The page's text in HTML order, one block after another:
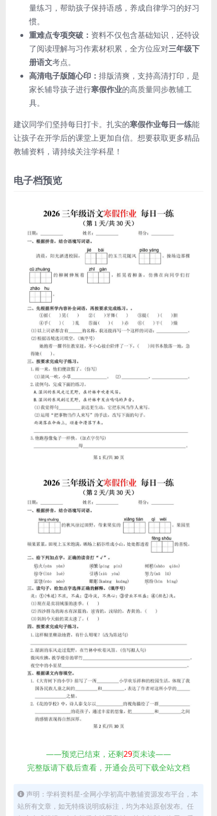
量练习，帮助孩子保持语感，养成自律学习的好习
惯。
重难点专项突破： 资料不仅包含基础知识，还特设
了阅读理解与习作素材积累，全方位应对三年级下
册语文考点。
高清电子版随心印： 排版清爽，支持高清打印，是
家长辅导孩子进行寒假作业的高质量同步教辅工
具。
建议同学们坚持每日打卡。扎实的寒假作业每日一练能
让孩子在开学后的课堂上更加自信。想要获取更多精品
教辅资料，请持续关注学科星！
电子档预览
——预览已结束，还剩29页未读——
完整版请下载后查看，开通会员可下载全站文档
声明：学科资料星-全网小学初高中教辅资源发布平台，本
站所有文章，如无特殊说明或标注，均为本站原创发布。任